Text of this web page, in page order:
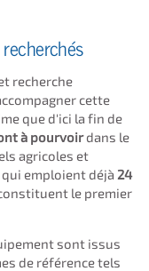
recherche
cette
que d'ici la fin de
à pourvoirdans le
agricoles et
emploient déjà 24
constituent le premier
sont issus
de référence tels